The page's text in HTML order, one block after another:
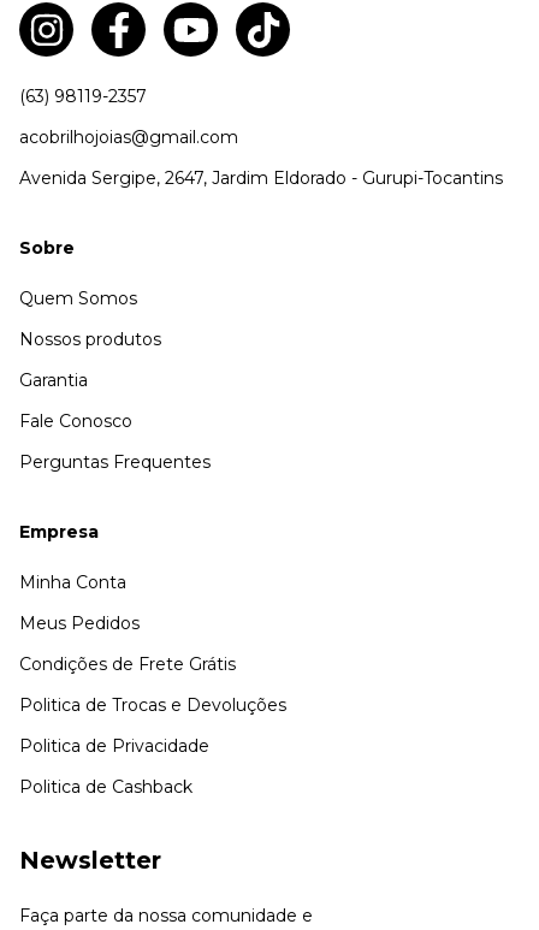
(63) 98119-2357
acobrilhojoias@gmail.com
Avenida Sergipe, 2647, Jardim Eldorado - Gurupi-Tocantins
Sobre
Quem Somos
Nossos produtos
Garantia
Fale Conosco
Perguntas Frequentes
Empresa
Minha Conta
Meus Pedidos
Condições de Frete Grátis
Politica de Trocas e Devoluções
Politica de Privacidade
Politica de Cashback
Newsletter
Faça parte da nossa comunidade e